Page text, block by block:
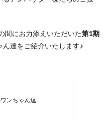
間にお力添えいただいた第1期
ん達をご紹介いたします♪
ンちゃん達